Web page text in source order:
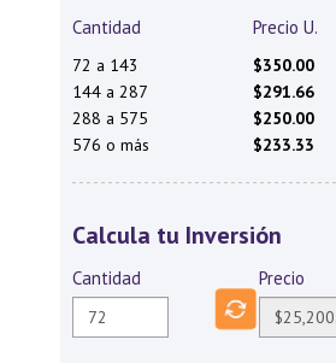
Cantidad Precio U.
72 a 143
$350.00
144 a 287
$291.66
288 a 575
$250.00
576 o más
$233.33
Calcula tu Inversión
Cantidad Precio